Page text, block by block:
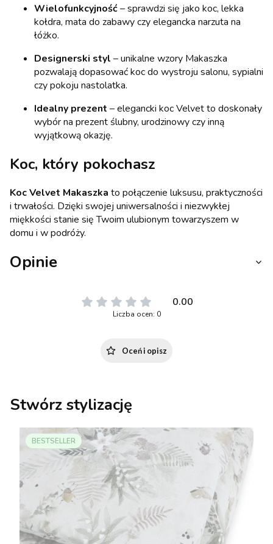
Wielofunkcyjność– sprawdzi się jako koc, lekka
kołdra, mata do zabawy czy elegancka narzuta na
łóżko.
Designerski styl – unikalne wzory Makaszka
pozwalają dopasować koc do wystroju salonu, sypialni
czy pokoju nastolatka.
Idealny prezent – elegancki koc Velvet to doskonały
wybór na prezent ślubny, urodzinowy czy inną
wyjątkową okazję.
Koc, który pokochasz
Koc Velvet Makaszka to połączenie luksusu, praktyczności
i trwałości. Dzięki swojej uniwersalności i niezwykłej
miękkości stanie się Twoim ulubionym towarzyszem w
domu i w podróży.
Opinie
0.00
Liczba ocen: 0
Oceń i opisz
Stwórz stylizację
BESTSELLER